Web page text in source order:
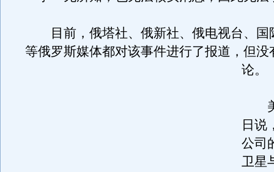
目前，俄塔社、俄新社、俄电视台、国
等俄罗斯媒体都对该事件进行了报道，但没
论。
美
日说
公司
卫星